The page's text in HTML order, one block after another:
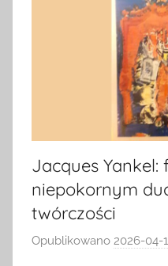
Jacques
niepokornym
twórczości
Opublikowano 2026-04-